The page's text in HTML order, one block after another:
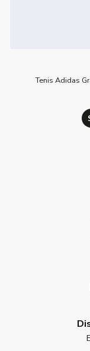
Tenis Adidas